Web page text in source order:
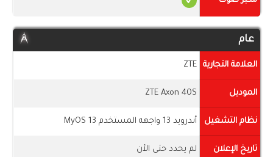
عام
العلامة التجارية ZTE
الموديل ZTE Axon 40S
نظام التشغيل أندرويد 13 واجهه المستخدم MyOS 13
تاريخ الإعلان
لم يحدد حتى الأن